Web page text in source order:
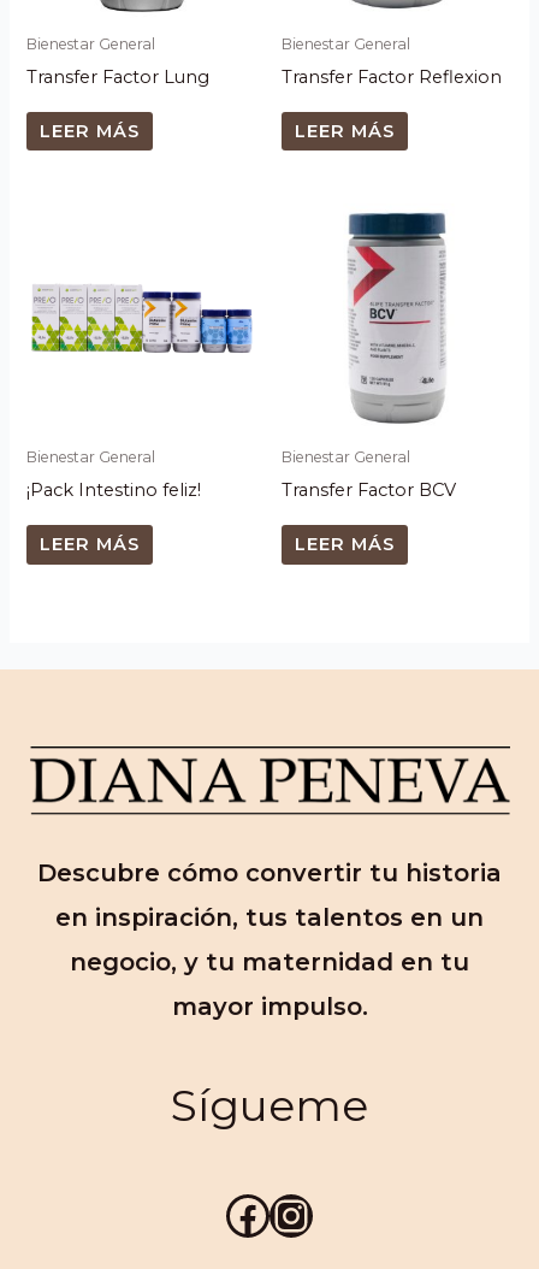
Bienestar General
Transfer Factor Lung
LEER MÁS
Bienestar General
Transfer Factor Reflexion
LEER MÁS
Bienestar General
¡Pack Intestino feliz!
LEER MÁS
Bienestar General
Transfer Factor BCV
LEER MÁS
Descubre cómo convertir tu historia
en inspiración, tus talentos en un
negocio, y tu maternidad en tu
mayor impulso.
Sígueme
Facebook
Instagram